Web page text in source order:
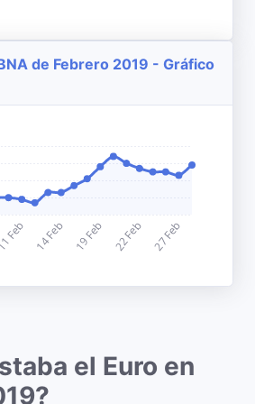
de Febrero 2019 - Gráfico
el Euro en